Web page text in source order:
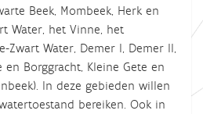
Beek, Mombeek, Herk en
Water, het Vinne, het
Zwart Water, Demer I, Demer II,
en Borggracht, Kleine Gete en
In deze gebieden willen
bereiken. Ook in